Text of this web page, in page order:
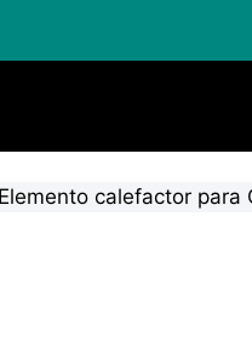
calefactor para